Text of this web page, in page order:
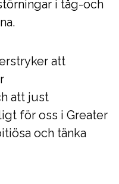
i tåg-och
att
att just
för oss i Greater
och tänka